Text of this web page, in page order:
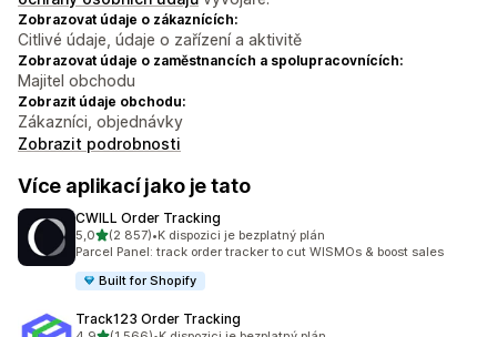
Zobrazovat údaje o zákaznících:
Citlivé údaje, údaje o zařízení a aktivitě
Zobrazovat údaje o zaměstnancích a spolupracovnících:
Majitel obchodu
Zobrazit údaje obchodu:
Zákazníci, objednávky
Zobrazit podrobnosti
Více aplikací jako je tato
CWILL Order Tracking
5,0z 5 hvězd
(2 857)
Celkový počet recenzí: 2857
•K dispozici je bezplatný plán
Parcel Panel: track order tracker to cut WISMOs & boost sales
Built for Shopify
Track123 Order Tracking